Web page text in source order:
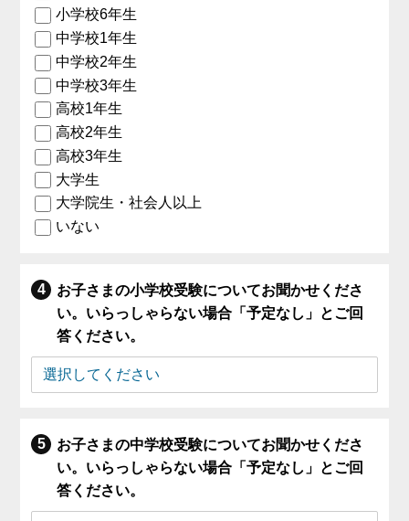
小学校6年生
中学校1年生
中学校2年生
中学校3年生
高校1年生
高校2年生
高校3年生
大学生
大学院生・社会人以上
いない
お子さまの小学校受験についてお聞かせくださ
い。いらっしゃらない場合「予定なし」とご回
答ください。
お子さまの中学校受験についてお聞かせくださ
い。いらっしゃらない場合「予定なし」とご回
答ください。